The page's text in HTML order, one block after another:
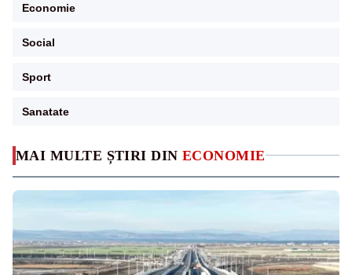
MAI MULTE ȘTIRI DIN ECONOMIE
Economie
Social
Sport
Sanatate